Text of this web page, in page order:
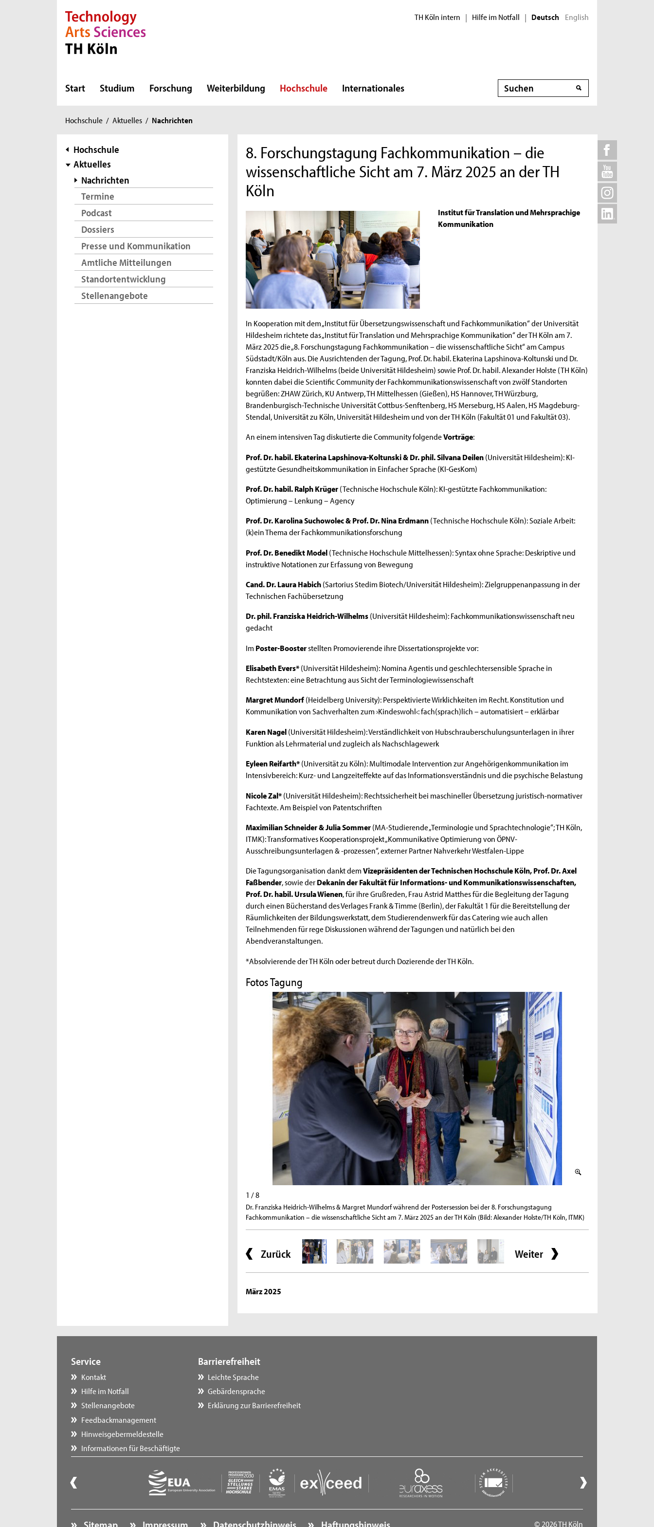
Direkt zur Hauptnavigation
Direkt zur Subnavigation
Direkt zum Inhalt
Direkt zum Fußbereich TH Köln intern | Hilfe im Notfall | Deutsch English
Start Studium Forschung Weiterbildung Hochschule Internationales Suche
Sie
hier:
Hochschule / Aktuelles / Nachrichten
Subnavigation
Hochschule
Aktuelles
Nachrichten
Termine
Podcast
Dossiers
Presse und Kommunikation
Amtliche Mitteilungen
Standortentwicklung
Stellenangebote
8. Forschungstagung Fachkommunikation – die
wissenschaftliche Sicht am 7. März 2025 an der TH
Köln
Institut für Translation und Mehrsprachige
Kommunikation
In Kooperation mit dem „Institut für Übersetzungswissenschaft und Fachkommunikation“ der Universität
Hildesheim richtete das „Institut für Translation und Mehrsprachige Kommunikation“ der TH Köln am 7.
März 2025 die „8. Forschungstagung Fachkommunikation – die wissenschaftliche Sicht“ am Campus
Südstadt/Köln aus. Die Ausrichtenden der Tagung, Prof. Dr. habil. Ekaterina Lapshinova-Koltunski und Dr.
Franziska Heidrich-Wilhelms (beide Universität Hildesheim) sowie Prof. Dr. habil. Alexander Holste (TH Köln)
konnten dabei die Scientific Community der Fachkommunikationswissenschaft von zwölf Standorten
begrüßen: ZHAW Zürich, KU Antwerp, TH Mittelhessen (Gießen), HS Hannover, TH Würzburg,
Brandenburgisch-Technische Universität Cottbus-Senftenberg, HS Merseburg, HS Aalen, HS Magdeburg-
Stendal, Universität zu Köln, Universität Hildesheim und von der TH Köln (Fakultät 01 und Fakultät 03).
An einem intensiven Tag diskutierte die Community folgendeVorträge:
Prof. Dr. habil. Ekaterina Lapshinova-Koltunski & Dr. phil. Silvana Deilen(Universität Hildesheim): KI-
gestützte Gesundheitskommunikation in Einfacher Sprache (KI-GesKom)
Prof. Dr. habil. Ralph Krüger(Technische Hochschule Köln): KI-gestützte Fachkommunikation:
Optimierung – Lenkung – Agency
Prof. Dr. Karolina Suchowolec & Prof. Dr. Nina Erdmann(Technische Hochschule Köln): Soziale Arbeit:
(k)ein Thema der Fachkommunikationsforschung
Prof. Dr. Benedikt Model(Technische Hochschule Mittelhessen): Syntax ohne Sprache: Deskriptive und
instruktive Notationen zur Erfassung von Bewegung
Cand. Dr. Laura Habich(Sartorius Stedim Biotech/Universität Hildesheim): Zielgruppenanpassung in der
Technischen Fachübersetzung
Dr. phil. Franziska Heidrich-Wilhelms(Universität Hildesheim): Fachkommunikationswissenschaft neu
gedacht
Im Poster-Boosterstellten Promovierende ihre Dissertationsprojekte vor:
Elisabeth Evers*(Universität Hildesheim): Nomina Agentis und geschlechtersensible Sprache in
Rechtstexten: eine Betrachtung aus Sicht der Terminologiewissenschaft
Margret Mundorf(Heidelberg University): Perspektivierte Wirklichkeiten im Recht. Konstitution und
Kommunikation von Sachverhalten zum ›Kindeswohl‹: fach(sprach)lich – automatisiert – erklärbar
Karen Nagel(Universität Hildesheim): Verständlichkeit von Hubschrauberschulungsunterlagen in ihrer
Funktion als Lehrmaterial und zugleich als Nachschlagewerk
Eyleen Reifarth*(Universität zu Köln): Multimodale Intervention zur Angehörigenkommunikation im
Intensivbereich: Kurz- und Langzeiteffekte auf das Informationsverständnis und die psychische Belastung
Nicole Zal*(Universität Hildesheim): Rechtssicherheit bei maschineller Übersetzung juristisch-normativer
Fachtexte. Am Beispiel von Patentschriften
Maximilian Schneider & Julia Sommer(MA-Studierende „Terminologie und Sprachtechnologie“; TH Köln,
ITMK): Transformatives Kooperationsprojekt „Kommunikative Optimierung von ÖPNV-
Ausschreibungsunterlagen & -prozessen“, externer Partner Nahverkehr Westfalen-Lippe
Die Tagungsorganisation dankt demVizepräsidenten der Technischen Hochschule Köln, Prof. Dr. Axel
Faßbender, sowie derDekanin der Fakultät für Informations- und Kommunikationswissenschaften,
Prof. Dr. habil. Ursula Wienen, für ihre Grußreden, Frau Astrid Matthes für die Begleitung der Tagung
durch einen Bücherstand des Verlages Frank & Timme (Berlin), der Fakultät 1 für die Bereitstellung der
Räumlichkeiten der Bildungswerkstatt, dem Studierendenwerk für das Catering wie auch allen
Teilnehmenden für rege Diskussionen während der Tagungen und natürlich bei den
Abendveranstaltungen.
*Absolvierende der TH Köln oder betreut durch Dozierende der TH Köln.
Fotos Tagung
1 / 8
Dr. Franziska Heidrich-Wilhelms & Margret Mundorf während der Postersession bei der 8. Forschungstagung
Fachkommunikation – die wissenschaftliche Sicht am 7. März 2025 an der TH Köln (Bild: Alexander Holste/TH Köln, ITMK)
Zurück Weiter
März 2025
Service
Kontakt
Hilfe im Notfall
Stellenangebote
Feedbackmanagement
Hinweisgebermeldestelle
Informationen für Beschäftigte
Barrierefreiheit
Leichte Sprache
Gebärdensprache
Erklärung zur Barrierefreiheit
© 2026 TH Köln